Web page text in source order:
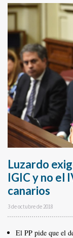
Luzardo
IGIC y no el
canarios
3 de octubre de 2018
El PP pide que el